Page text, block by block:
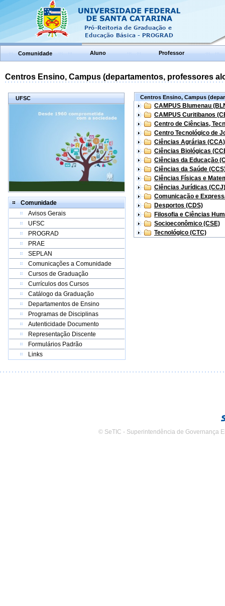
Comunidade Aluno Professor
Centros Ensino, Campus (departamentos, professores
UFSC
Comunidade
Avisos Gerais
UFSC
PROGRAD
PRAE
SEPLAN
Comunicações a Comunidade
Cursos de Graduação
Currículos dos Cursos
Catálogo da Graduação
Departamentos de Ensino
Programas de Disciplinas
Autenticidade Documento
Representação Discente
Formulários Padrão
Links
Centros Ensino, Campus
CAMPUS Blumenau
CAMPUS Curitibanos
Centro de Ciências,
Centro Tecnológico de
Ciências Agrárias (CCA)
Ciências Biológicas
Ciências da Educação
Ciências da Saúde
Ciências Físicas e
Ciências Jurídicas (CCJ)
Comunicação e
Desportos (CDS)
Filosofia e Ciências
Socioeconômico (CSE)
Tecnológico (CTC)
© SeTIC - Superintendência de Governança